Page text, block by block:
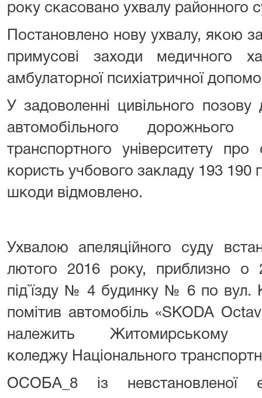
року скасовано ухвалу районного
Постановлено нову ухвалу, якою
примусові заходи медичного
амбулаторної психіатричної
У задоволенні цивільного
автомобільного дорожнього
транспортного університету
користь учбового закладу 193 190
шкоди відмовлено.
Ухвалою апеляційного суду
лютого 2016 року, приблизно о
під`їзду № 4 будинку № 6 по вул.
помітив автомобіль «SKODA
належить Житомирському
коледжу Національного
ОСОБА_8 із невстановленої